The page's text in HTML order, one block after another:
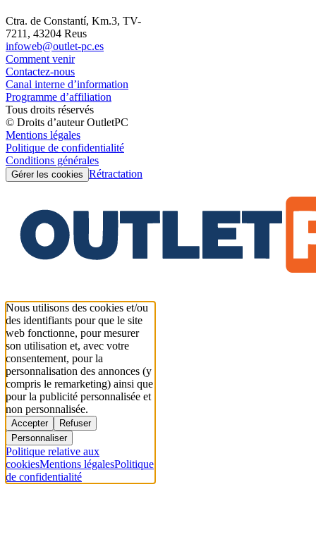
Ctra. de Constantí, Km.3, TV-
7211, 43204 Reus
infoweb@outlet-pc.es
Comment venir
Contactez-nous
Canal interne d’information
Programme d’affiliation
Tous droits réservés
© Droits d’auteur OutletPC
Mentions légales
Politique de confidentialité
Conditions générales
Gérer les cookies Rétractation
Nous utilisons des cookies et/ou
des identifiants pour que le site
web fonctionne, pour mesurer
son utilisation et, avec votre
consentement, pour la
personnalisation des annonces (y
compris le remarketing) ainsi que
pour la publicité personnalisée et
non personnalisée.
Accepter
Refuser
Personnaliser
Politique relative aux
cookiesMentions légalesPolitique
de confidentialité